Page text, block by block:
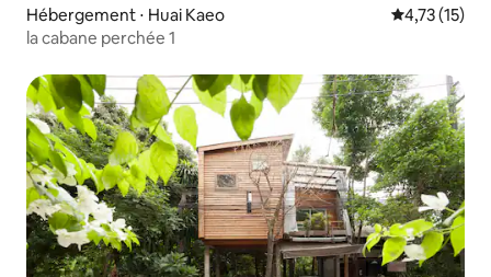
Hébergement ⋅ Huai Kaeo Évaluation
4,73 (15)
la cabane perchée 1